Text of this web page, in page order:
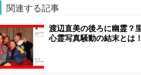
関連する記事
渡辺直美の後ろに幽霊？
心霊写真騒動の結末とは